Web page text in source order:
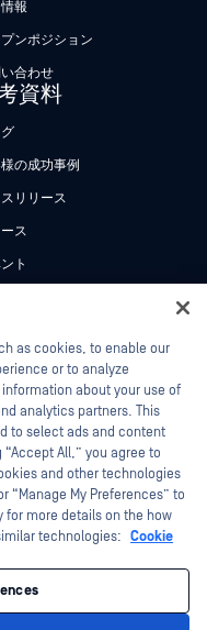
報
ンポジション
合わせ
資料
の成功事例
リリース
ス
ト
トペーパー
ツール
、Metascan、
、OPSWAT 、Protecting the
、InQuest、InQuestロゴ、
the Huntは、OPSWAT の商標
産です。
as cookies, to enable our
or to analyze
about your use of
analytics partners. This
to select ads and content
All,” you agree to
and other technologies
“Manage My Preferences” to
for more details on the how
technologies: Cookie
virtual assistant.
secure what's critical